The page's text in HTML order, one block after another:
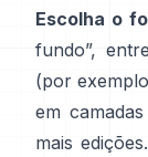
Escolha o
fundo”,
(por
em
mais